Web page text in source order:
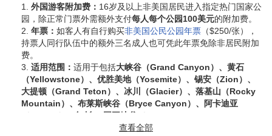
$50 $50 /
价格时常波动；不再另行通知。
门票付现金，由导游统一购买。
必付费用（现场付）：$190/人，包含大峡谷国家公园东南双峡
*、马蹄湾，锡安公园*，布莱斯峡谷*，以及拉斯维加斯酒店度假
村费。
以上带*的国家公园从2026年起将对外国游客（16岁及以上，非
1. 外国游客附加费： 16岁及以上非美国居民进入指定热门国家公
园，除正常门票外需额外支付每人每个公园100美元的附加费。
2. 年票： 如客人有自行购买非美国公民公园年票 （$250/张），
持票人同行队伍中的额外三名成人也可凭此年票免除非居民附加
费。
3. 适用范围： 适用于包括大峡谷（Grand Canyon）、黄石
（Yellowstone）、优胜美地（Yosemite）、锡安（Zion）、
大提顿（Grand Teton）、冰川（Glacier）、落基山（Rocky
Mountain）、布莱斯峡谷（Bryce Canyon）、阿卡迪亚
（Acadia）、红杉 & 国王峡谷（Sequoia & Kings
Canyon）、大沼泽地（Everglades）
查看全部